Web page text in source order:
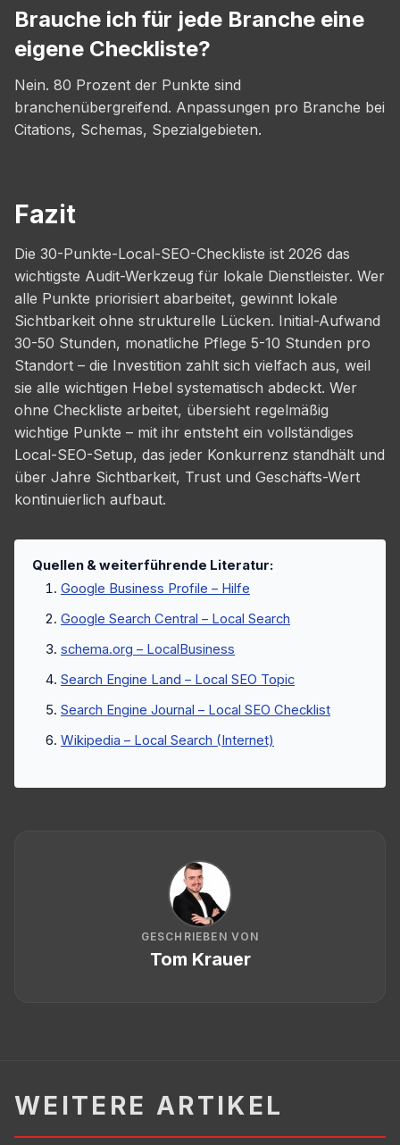
Brauche ich für jede Branche eine
eigene Checkliste?
Nein. 80 Prozent der Punkte sind
branchenübergreifend. Anpassungen pro Branche bei
Citations, Schemas, Spezialgebieten.
Fazit
Die 30-Punkte-Local-SEO-Checkliste ist 2026 das
wichtigste Audit-Werkzeug für lokale Dienstleister. Wer
alle Punkte priorisiert abarbeitet, gewinnt lokale
Sichtbarkeit ohne strukturelle Lücken. Initial-Aufwand
30-50 Stunden, monatliche Pflege 5-10 Stunden pro
Standort – die Investition zahlt sich vielfach aus, weil
sie alle wichtigen Hebel systematisch abdeckt. Wer
ohne Checkliste arbeitet, übersieht regelmäßig
wichtige Punkte – mit ihr entsteht ein vollständiges
Local-SEO-Setup, das jeder Konkurrenz standhält und
über Jahre Sichtbarkeit, Trust und Geschäfts-Wert
kontinuierlich aufbaut.
Quellen & weiterführende Literatur:
Google Business Profile – Hilfe
Google Search Central – Local Search
schema.org – LocalBusiness
Search Engine Land – Local SEO Topic
Search Engine Journal – Local SEO Checklist
Wikipedia – Local Search (Internet)
GESCHRIEBEN VON
Tom Krauer
WEITERE ARTIKEL